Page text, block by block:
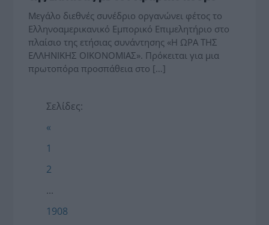
Μεγάλο διεθνές συνέδριο οργανώνει φέτος το
Ελληνοαμερικανικό Εμπορικό Επιμελητήριο στο
πλαίσιο της ετήσιας συνάντησης «Η ΩΡΑ ΤΗΣ
ΕΛΛΗΝΙΚΗΣ ΟΙΚΟΝΟΜΙΑΣ». Πρόκειται για μια
πρωτοπόρα προσπάθεια στο […]
Σελίδες:
«
1
2
...
1908